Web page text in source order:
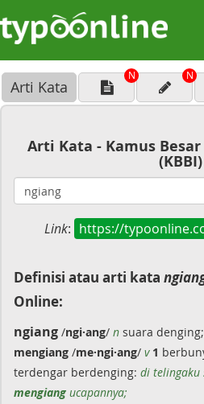
Arti Kata
N N
Arti Kata - Kamus
(KBBI)
Link: https://
Definisi atau arti kata
Online:
ngiang /ngi·ang/ n suara denging;
mengiang /me·ngi·ang/ v 1
terdengar berdenging: di telingaku
mengiang ucapannya;